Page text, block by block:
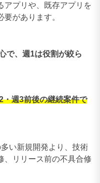
アプリや、既存アプリを
があります。
で、週1は役割が絞ら
週3前後の継続案件で
い新規開発より、技術
、リリース前の不具合修